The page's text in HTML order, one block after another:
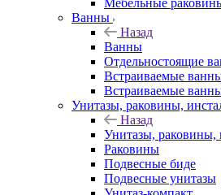
Ванны
Назад
Ванны
Отдельностоящие
Встраиваемые
Встраиваемые
Унитазы, раковины,
Назад
Унитазы, раковины,
Раковины
Подвесные биде
Подвесные унитазы